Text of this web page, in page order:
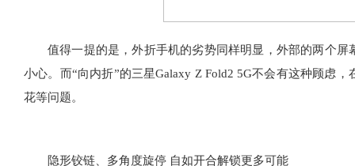
值得一提的是，外折手机的劣势同样明显，外部的两个
小心。而“向内折”的三星Galaxy Z Fold2 5G不会有这种顾虑
花等问题。
隐形铰链、多角度旋停 自如开合解锁更多可能